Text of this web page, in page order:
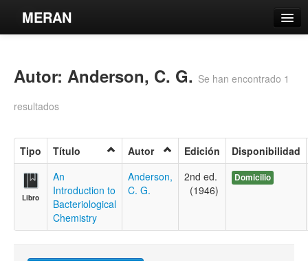
MERAN
Búsqueda Avanzada
Contacto
Iniciar sesión
Autor: Anderson, C. G. Se han encontrado 1
resultados
Tipo Título Autor Edición Disponibilidad
Libro
An
Introduction to
Bacteriological
Chemistry
Anderson,
C. G.
2nd ed.
(1946)
Domicilio